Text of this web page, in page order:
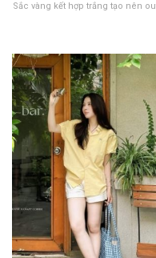
Sắc vàng kết hợp trắng tạo nên